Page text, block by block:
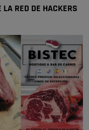
RED DE HACKERS